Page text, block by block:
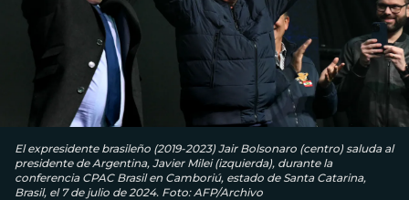
El expresidente brasileño (2019-2023) Jair Bolsonaro (centro) saluda al
presidente de Argentina, Javier Milei (izquierda), durante la
conferencia CPAC Brasil en Camboriú, estado de Santa Catarina,
Brasil, el 7 de julio de 2024. Foto: AFP/Archivo